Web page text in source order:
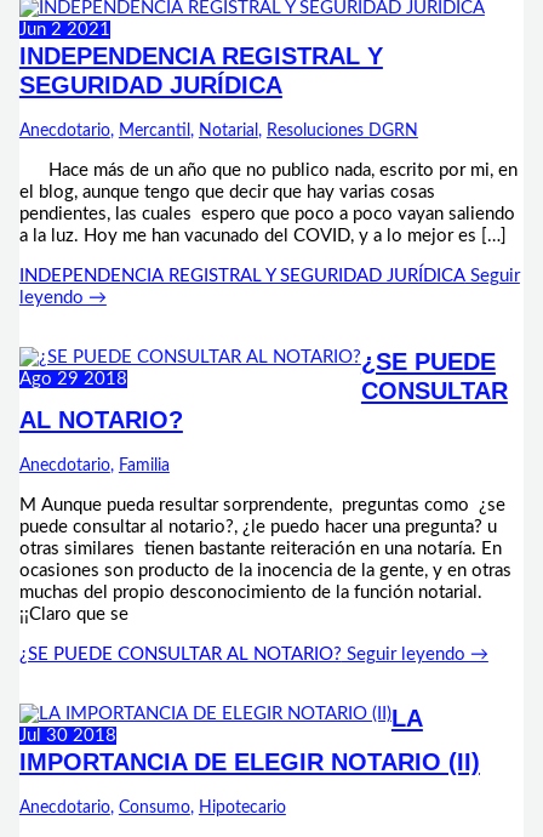
Jun 2 2021
INDEPENDENCIA REGISTRAL Y
SEGURIDAD JURÍDICA
Anecdotario, Mercantil , Notarial , Resoluciones DGRN
Hace más de un año que no publico nada, escrito por mi, en
el blog, aunque tengo que decir que hay varias cosas
pendientes, las cuales espero que poco a poco vayan saliendo
a la luz. Hoy me han vacunado del COVID, y a lo mejor es […]
INDEPENDENCIA REGISTRAL Y SEGURIDAD JURÍDICASeguir
leyendo →
Ago 29 2018
¿SE PUEDE
CONSULTAR
AL NOTARIO?
Anecdotario, Familia
M Aunque pueda resultar sorprendente, preguntas como ¿se
puede consultar al notario?, ¿le puedo hacer una pregunta? u
otras similares tienen bastante reiteración en una notaría. En
ocasiones son producto de la inocencia de la gente, y en otras
muchas del propio desconocimiento de la función notarial.
¡¡Claro que se
¿SE PUEDE CONSULTAR AL NOTARIO? Seguir leyendo →
Jul 30 2018
LA
IMPORTANCIA DE ELEGIR NOTARIO (II)
Anecdotario, Consumo, Hipotecario